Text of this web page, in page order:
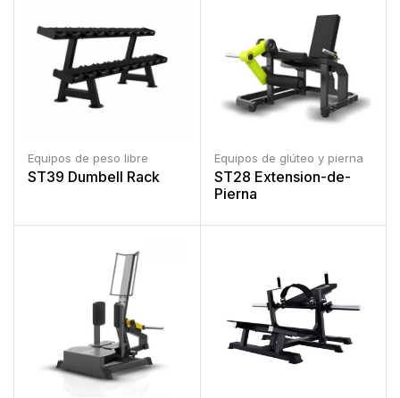
Equipos de peso libre
ST39 Dumbell Rack
Equipos de glúteo y pierna
ST28 Extension-de-
Pierna